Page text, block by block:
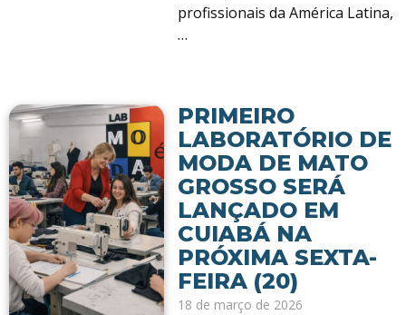
profissionais da América Latina,
…
PRIMEIRO
LABORATÓRIO DE
MODA DE MATO
GROSSO SERÁ
LANÇADO EM
CUIABÁ NA
PRÓXIMA SEXTA-
FEIRA (20)
18 de março de 2026